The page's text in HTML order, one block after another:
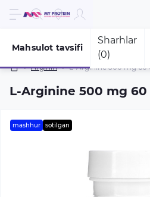
Arginin L-Arginine 500 mg 60
L-Arginine 500 mg 60
Mahsulot tavsifi
Sharhlar
(0)
mashhur sotilgan